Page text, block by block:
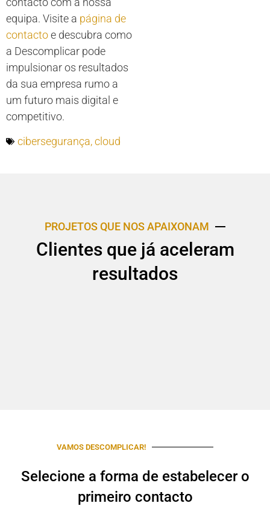
equipa. Visite a página de
contactoe descubra como
a Descomplicar pode
impulsionar os resultados
da sua empresa rumo a
um futuro mais digital e
competitivo.
cibersegurança,cloud
PROJETOS QUE NOS APAIXONAM
Clientes que já aceleram
resultados
VAMOS DESCOMPLICAR!
Selecione a forma de estabelecer o
primeiro contacto